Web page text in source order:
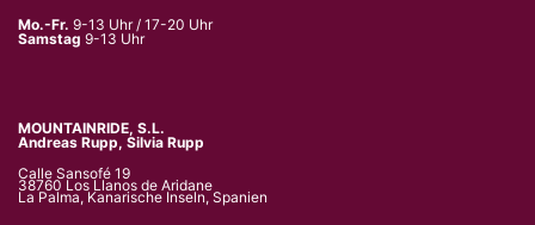
Mo.-Fr. 9-13 Uhr / 17-20 Uhr
Samstag 9-13 Uhr
MOUNTAINRIDE, S.L.
Andreas Rupp, Silvia Rupp
Calle Sansofé 19
38760 Los Llanos de Aridane
La Palma, Kanarische Inseln, Spanien